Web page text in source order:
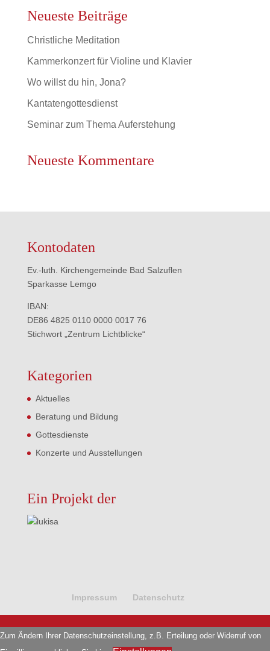
Neueste Beiträge
Christliche Meditation
Kammerkonzert für Violine und Klavier
Wo willst du hin, Jona?
Kantatengottesdienst
Seminar zum Thema Auferstehung
Neueste Kommentare
Kontodaten
Ev.-luth. Kirchengemeinde Bad Salzuflen
Sparkasse Lemgo
IBAN:
DE86 4825 0110 0000 0017 76
Stichwort „Zentrum Lichtblicke“
Kategorien
Aktuelles
Beratung und Bildung
Gottesdienste
Konzerte und Ausstellungen
Ein Projekt der
Impressum Datenschutz
Zum Ändern Ihrer Datenschutzeinstellung, z.B. Erteilung oder Widerruf von